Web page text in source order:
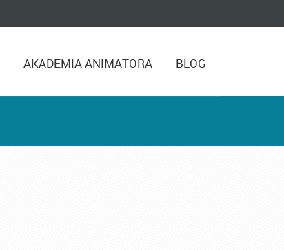
AKADEMIA ANIMATORA BLOG